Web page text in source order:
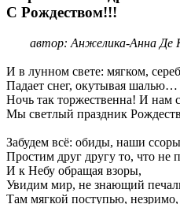
С Рождеством!!!
автор: Анжелика-Анна Де
И в лунном свете: мягком,
Падает снег, окутывая шалью…
Ночь так торжественна! И нам
Мы светлый праздник
Забудем всё: обиды, наши
Простим друг другу то, что не
И к Небу обращая взоры,
Увидим мир, не знающий
Там мягкой поступью,